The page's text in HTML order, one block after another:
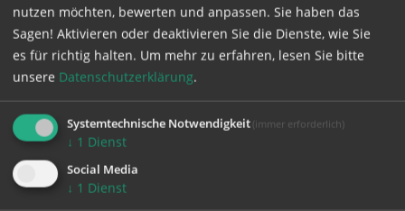
Bitte melden Sie sich mit Ihrem Benutzernamen
und Passwort an.
Benutzername
Passwort
nutzen möchten, bewerten und anpassen. Sie haben das
Sagen! Aktivieren oder deaktivieren Sie die Dienste, wie Sie
es für richtig halten. Um mehr zu erfahren, lesen Sie bitte
unsere Datenschutzerklärung.
Systemtechnische Notwendigkeit (immer erforderlich)
↓ 1 Dienst
Social Media
↓ 1 Dienst